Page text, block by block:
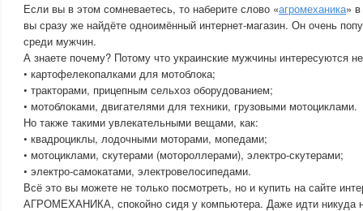
Если вы в этом сомневаетесь, то наберите слово «агромеханика»
вы сразу же найдёте одноимённый интернет-магазин. Он очень
среди мужчин.
А знаете почему? Потому что украинские мужчины интересуются
• картофелекопалками для мотоблока;
• тракторами, прицепным сельхоз оборудованием;
• мотоблоками, двигателями для техники, грузовыми мотоциклами.
Но также такими увлекательными вещами, как:
• квадроциклы, лодочными моторами, мопедами;
• мотоциклами, скутерами (мотороллерами), электро-скутерами;
• электро-самокатами, электровелосипедами.
Всё это вы можете не только посмотреть, но и купить на сайте
АГРОМЕХАНИКА, спокойно сидя у компьютера. Даже идти никуда